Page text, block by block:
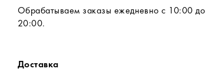
Обрабатываем заказы ежедневно с 10:00 до
20:00.
Доставка